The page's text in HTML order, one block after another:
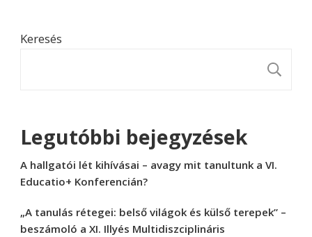
Keresés
Legutóbbi bejegyzések
A hallgatói lét kihívásai – avagy mit tanultunk a VI.
Educatio+ Konferencián?
„A tanulás rétegei: belső világok és külső terepek” –
beszámoló a XI. Illyés Multidiszciplináris